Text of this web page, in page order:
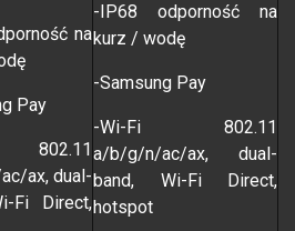
na
Pay
802.11
ax, dual-
Fi Direct,
-IP68 odporność na
kurz / wodę
-Samsung Pay
-Wi-Fi 802.11
a/b/g/n/ac/ax, dual-
band, Wi-Fi Direct,
hotspot